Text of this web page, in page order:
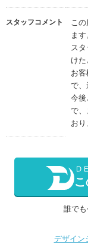
スタッフコメント
こ
ます。
ス
け
お
で、
今
で
おり
誰で
デザイン